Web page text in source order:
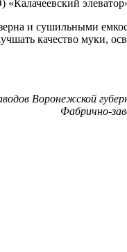
и сушильными
качество муки,
Воронежской
Фабрично-